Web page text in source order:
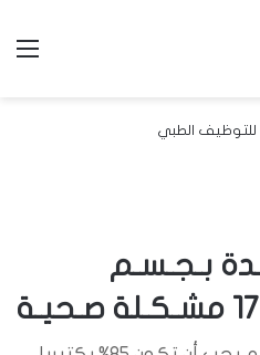
الطبي
بـجـسـم